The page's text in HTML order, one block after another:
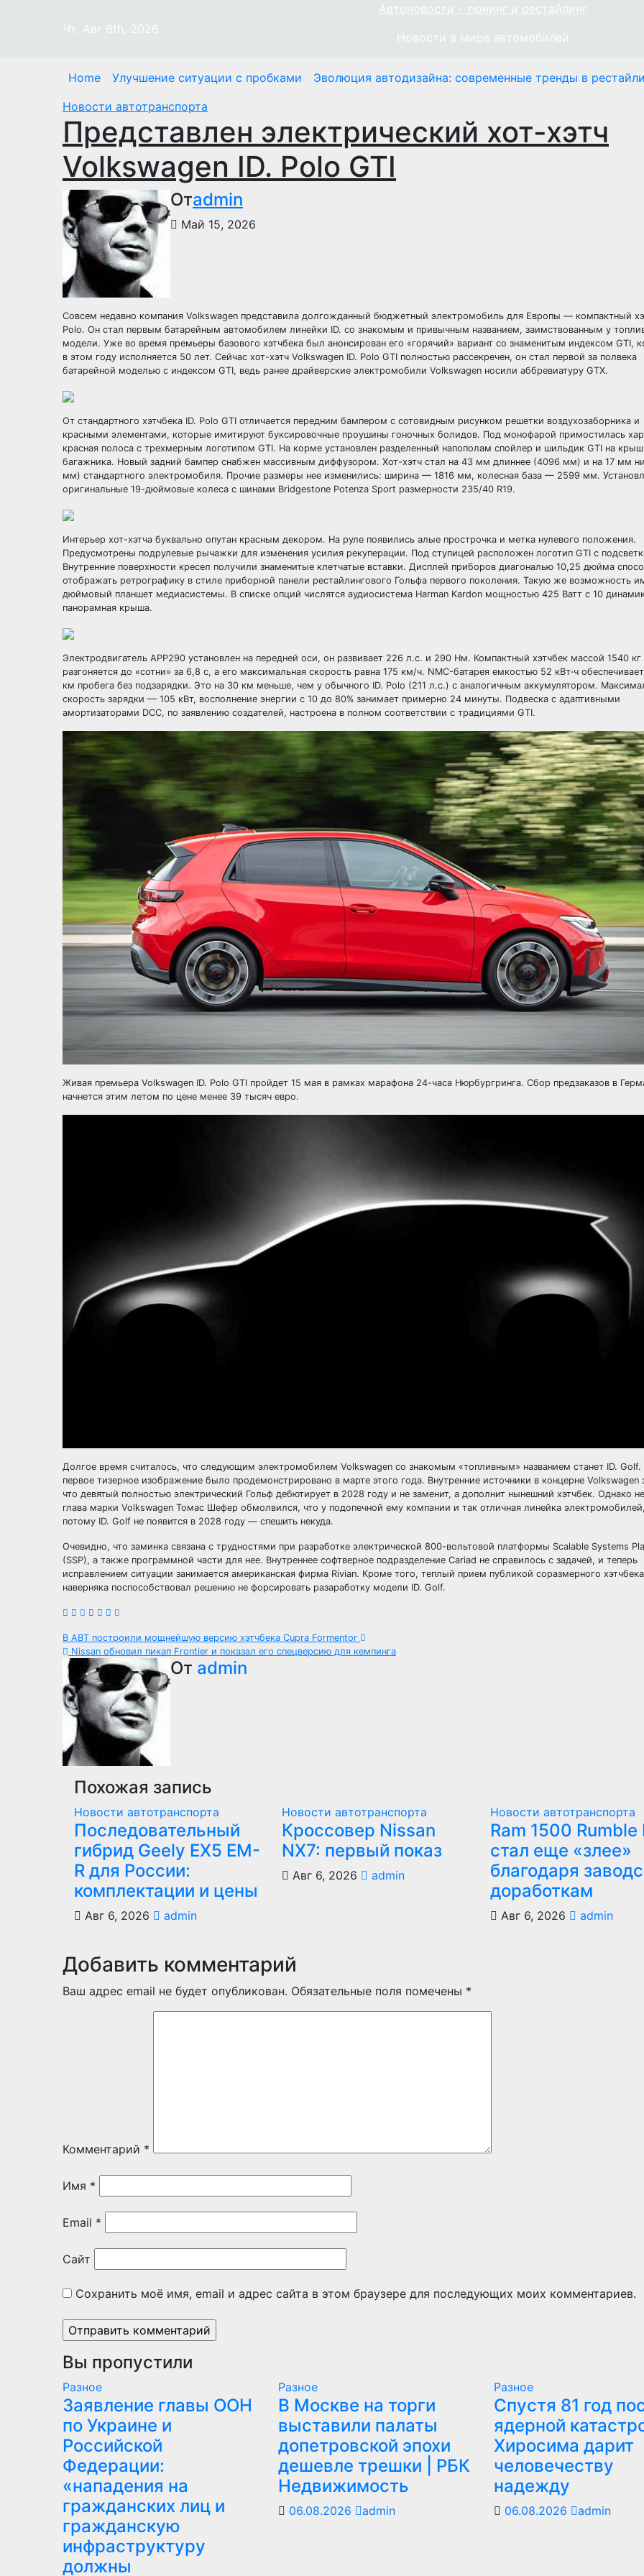
Чт. Авг 6th, 2026
Автоновости - тюнинг и рестайлинг
Новости в мире автомобилей
Home Улучшение ситуации с пробками
Эволюция автодизайна: современные тренды в
Новости автотранспорта
Представлен электрический хот-хэтч
Volkswagen ID. Polo GTI
Отadmin
Май 15, 2026
Совсем недавно компания Volkswagen представила долгожданный бюджетный электромобиль для Европы — компактный
Polo. Он стал первым батарейным автомобилем линейки ID. со знакомым и привычным названием, заимствованным у
модели. Уже во время премьеры базового хэтчбека был анонсирован его «горячий» вариант со знаменитым индексом GTI,
в этом году исполняется 50 лет. Сейчас хот-хэтч Volkswagen ID. Polo GTI полностью рассекречен, он стал первой за полвека
батарейной моделью с индексом GTI, ведь ранее драйверские электромобили Volkswagen носили аббревиатуру GTX.
От стандартного хэтчбека ID. Polo GTI отличается передним бампером с сотовидным рисунком решетки воздухозаборника и
красными элементами, которые имитируют буксировочные проушины гоночных болидов. Под монофарой примостилась
красная полоса с трехмерным логотипом GTI. На корме установлен разделенный напополам спойлер и шильдик GTI на
багажника. Новый задний бампер снабжен массивным диффузором. Хот-хэтч стал на 43 мм длиннее (4096 мм) и на 17 мм
мм) стандартного электромобиля. Прочие размеры нее изменились: ширина — 1816 мм, колесная база — 2599 мм.
оригинальные 19-дюймовые колеса с шинами Bridgestone Potenza Sport размерности 235/40 R19.
Интерьер хот-хэтча буквально опутан красным декором. На руле появились алые прострочка и метка нулевого положения.
Предусмотрены подрулевые рычажки для изменения усилия рекуперации. Под ступицей расположен логотип GTI с
Внутренние поверхности кресел получили знаменитые клетчатые вставки. Дисплей приборов диагональю 10,25 дюйма
отображать ретрографику в стиле приборной панели рестайлингового Гольфа первого поколения. Такую же возможность
дюймовый планшет медиасистемы. В списке опций числятся аудиосистема Harman Kardon мощностью 425 Ватт с 10
панорамная крыша.
Электродвигатель APP290 установлен на передней оси, он развивает 226 л.с. и 290 Нм. Компактный хэтчбек массой 1540 кг
разгоняется до «сотни» за 6,8 с, а его максимальная скорость равна 175 км/ч. NMC-батарея емкостью 52 кВт⋅ч
км пробега без подзарядки. Это на 30 км меньше, чем у обычного ID. Polo (211 л.с.) с аналогичным аккумулятором.
скорость зарядки — 105 кВт, восполнение энергии с 10 до 80% занимает примерно 24 минуты. Подвеска с адаптивными
амортизаторами DCC, по заявлению создателей, настроена в полном соответствии с традициями GTI.
Живая премьера Volkswagen ID. Polo GTI пройдет 15 мая в рамках марафона 24-часа Нюрбургринга. Сбор предзаказов в
начнется этим летом по цене менее 39 тысяч евро.
Долгое время считалось, что следующим электромобилем Volkswagen со знакомым «топливным» названием станет ID. Golf.
первое тизерное изображение было продемонстрировано в марте этого года. Внутренние источники в концерне Volkswagen
что девятый полностью электрический Гольф дебютирует в 2028 году и не заменит, а дополнит нынешний хэтчбек. Однако
глава марки Volkswagen Томас Шефер обмолвился, что у подопечной ему компании и так отличная линейка
потому ID. Golf не появится в 2028 году — спешить некуда.
Очевидно, что заминка связана с трудностями при разработке электрической 800-вольтовой платформы Scalable Systems
(SSP), а также программной части для нее. Внутреннее софтверное подразделение Cariad не справилось с задачей, и теперь
исправлением ситуации занимается американская фирма Rivian. Кроме того, теплый прием публикой соразмерного
наверняка поспособствовал решению не форсировать разаработку модели ID. Golf.
Навигация
по
записям
В ABT построили мощнейшую версию хэтчбека Cupra Formentor
Nissan обновил пикап Frontier и показал его спецверсию для кемпинга
От admin
Похожая запись
Новости автотранспорта
Последовательный
гибрид Geely EX5 EM-
R для России:
комплектации и цены
Авг 6, 2026 admin
Новости автотранспорта
Кроссовер Nissan
NX7: первый показ
Авг 6, 2026 admin
Новости автотранспорта
Ram 1500 Rumble
стал еще «злее»
благодаря
доработкам
Авг 6, 2026 admin
Добавить комментарий
Ваш адрес email не будет опубликован. Обязательные поля помечены *
Комментарий *
Имя *
Email *
Сайт
Сохранить моё имя, email и адрес сайта в этом браузере для последующих моих комментариев.
Вы пропустили
Разное
Заявление главы ООН
по Украине и
Российской
Федерации:
«нападения на
гражданских лиц и
гражданскую
инфраструктуру
должны
Разное
В Москве на торги
выставили палаты
допетровской эпохи
дешевле трешки | РБК
Недвижимость
06.08.2026 admin
Разное
Спустя 81 год
ядерной
Хиросима дарит
человечеству
надежду
06.08.2026 admin